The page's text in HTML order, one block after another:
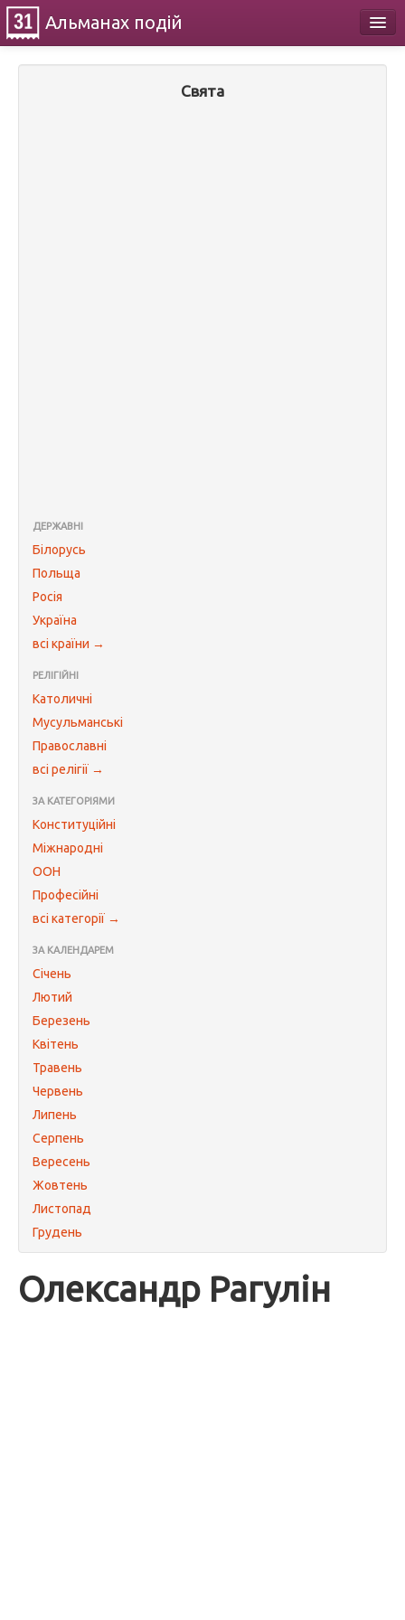
Альманах подій
Свята
ДЕРЖАВНІ
Білорусь
Польща
Росія
Україна
всі країни →
РЕЛІГІЙНІ
Католичні
Мусульманські
Православні
всі релігії →
ЗА КАТЕГОРІЯМИ
Конституційні
Міжнародні
ООН
Професійні
всі категорії →
ЗА КАЛЕНДАРЕМ
Січень
Лютий
Березень
Квітень
Травень
Червень
Липень
Серпень
Вересень
Жовтень
Листопад
Грудень
Олександр Рагулін